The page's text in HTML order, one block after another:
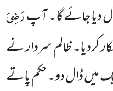
دیا جائے گا۔ آپرَضِیَ
کردیا۔ ظالم سردار نے
میں ڈالدو۔ حکم پاتے